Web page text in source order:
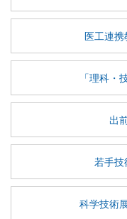
医工連携
「理科・
出
若手技
科学技術